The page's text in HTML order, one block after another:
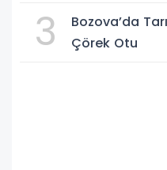
3
Bozova’da
Çörek Otu